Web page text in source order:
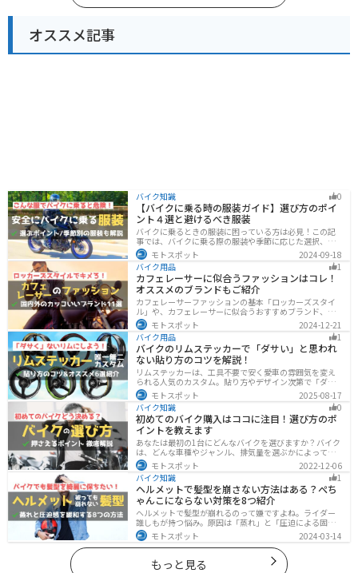
オススメ記事
バイク知識 0
【バイクに乗る時の服装ガイド】選び方のポイ
ント４選と避けるべき服装
バイクに乗るときの服装に困っている方は必見！この記
事では、バイクに乗る際の服装や季節に応じた選択、避
けるべき服装について解説しています。実は、安全性だ
けでなく、快適性も重要視することが大切です。この記
事を読めば、最適なバイクウェアを選ぶヒントが得られ
ます。
モトスポット
2024-09-18
バイク用品
1
カフェレーサーに似合うファッションはコレ！
オススメのブランドもご紹介
カフェレーサーファッションの基本「ロッカーズスタイ
ル」や、カフェレーサーに似合うおすすめブランド、定
番アイテムを詳しく紹介。個性を引き立てるコーデのコ
ツや季節に合ったアイテム選び、愛車とのマッチング方
法も解説します。
モトスポット
2024-12-21
バイク用品
1
バイクのリムステッカーで「ダサい」と思われ
ない貼り方のコツを解説！
リムステッカーは、工具不要で安く愛車の雰囲気を変え
られる人気のカスタム。貼り方やデザイン次第で「ダサ
い」仕上がりになることも。本記事では失敗例や選び
方、きれいに貼るコツからおすすめ商品まで詳しく紹
介。初心者でも安心して足回りをカッコよくドレスアッ
プできます。
モトスポット
2025-08-17
バイク知識
0
初めてのバイク購入はココに注目！選び方のポ
イントを教えます
あなたは最初の1台にどんなバイクを選びますか？バイク
は、どんな車種やジャンル、排気量を選ぶかによって今
後の楽しみ方が大きく変わるものなので、初めての愛車
選びはとても重要です。この記事ではそんなバイク選び
のオススメポイントをお伝えします。
モトスポット
2022-12-06
バイク知識
1
ヘルメットで髪型を崩さない方法はある？ぺち
ゃんこにならない対策を8つ紹介
ヘルメットで髪型が崩れるのって嫌ですよね。ライダー
誰しもが持つ悩み。原因は「蒸れ」と「圧迫による固
定」です。原因に対してしっかりと対策すればヘルメッ
トを被っても髪型を崩さなくすることは可能です。今回
はその方法をまとめました。バイクに乗って髪型が崩れ
るのが気になるという人は、参考にしてください。
モトスポット 2024-03-14
もっと見る